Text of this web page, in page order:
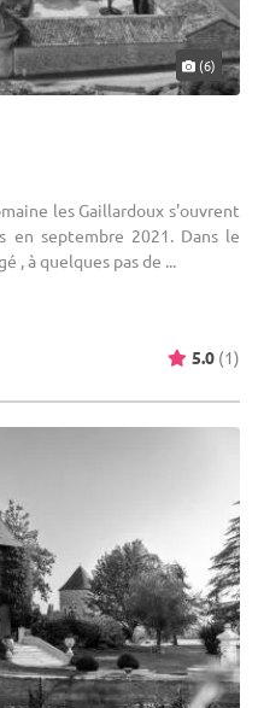
(6)
les Gaillardoux s'ouvrent
en septembre 2021. Dans le
à quelques pas de ...
5.0 (1)